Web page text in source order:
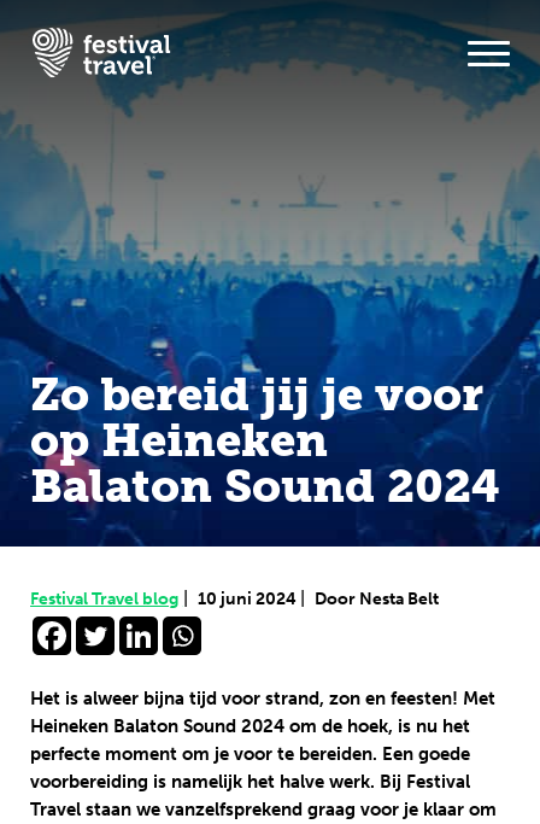
Festivals
Travel
Inspiratie
Festivalnieuws
Contact
Mijn account
Nederlands
Zo bereid jij je voor
op Heineken
Balaton Sound 2024
Festival Travel blog 10 juni 2024 Door Nesta Belt
Het is alweer bijna tijd voor strand, zon en feesten! Met
Heineken Balaton Sound 2024 om de hoek, is nu het
perfecte moment om je voor te bereiden. Een goede
voorbereiding is namelijk het halve werk. Bij Festival
Travel staan we vanzelfsprekend graag voor je klaar om